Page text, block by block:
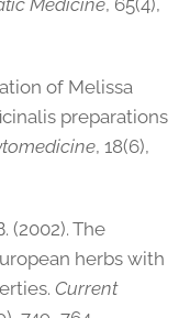
Medicine, 65(4),
of Melissa
preparations
, 18(6),
(2002). The
herbs with
Current